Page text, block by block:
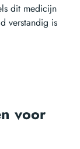
dit medicijn
verstandig is
voor